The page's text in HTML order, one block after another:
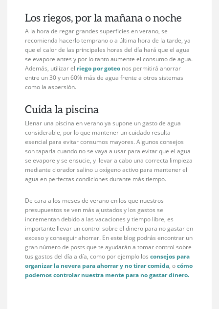
Los riegos, por la mañana o noche
A la hora de regar grandes superficies en verano, se
recomienda hacerlo temprano o a última hora de la tarde, ya
que el calor de las principales horas del día hará que el agua
se evapore antes y por lo tanto aumente el consumo de agua.
Además, utilizar el riego por goteo nos permitirá ahorrar
entre un 30 y un 60% más de agua frente a otros sistemas
como la aspersión.
Cuida la piscina
Llenar una piscina en verano ya supone un gasto de agua
considerable, por lo que mantener un cuidado resulta
esencial para evitar consumos mayores. Algunos consejos
son taparla cuando no se vaya a usar para evitar que el agua
se evapore y se ensucie, y llevar a cabo una correcta limpieza
mediante clorador salino u oxígeno activo para mantener el
agua en perfectas condiciones durante más tiempo.
De cara a los meses de verano en los que nuestros
presupuestos se ven más ajustados y los gastos se
incrementan debido a las vacaciones y tiempo libre, es
importante llevar un control sobre el dinero para no gastar en
exceso y conseguir ahorrar. En este blog podrás encontrar un
gran número de posts que te ayudarán a tomar control sobre
tus gastos del día a día, como por ejemplo losconsejos para
organizar la nevera para ahorrar y no tirar comida, ocómo
podemos controlar nuestra mente para no gastar dinero.